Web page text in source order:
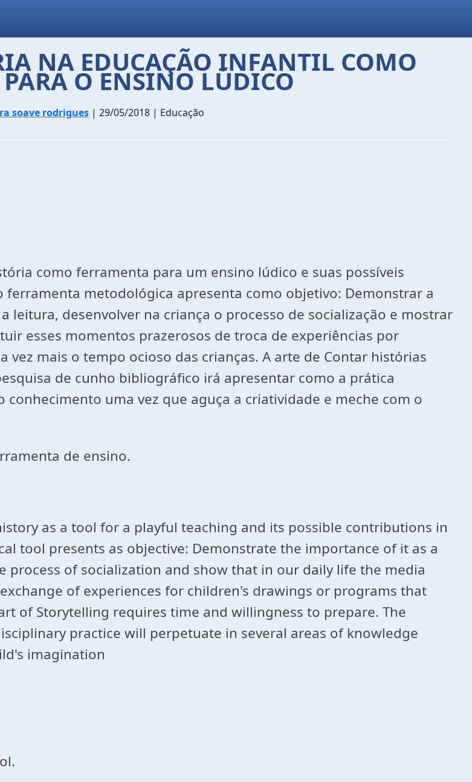
NA EDUCAÇÃO INFANTIL COMO
O ENSINO LÚDICO
soave rodrigues| 29/05/2018 | Educação
como ferramenta para um ensino lúdico e suas possíveis
metodológica apresenta como objetivo: Demonstrar a
desenvolver na criança o processo de socialização e mostrar
esses momentos prazerosos de troca de experiências por
mais o tempo ocioso das crianças. A arte de Contar histórias
de cunho bibliográfico irá apresentar como a prática
uma vez que aguça a criatividade e meche com o
de ensino.
as a tool for a playful teaching and its possible contributions in
tool presents as objective: Demonstrate the importance of it as a
of socialization and show that in our daily life the media
of experiences for children's drawings or programs that
of Storytelling requires time and willingness to prepare. The
practice will perpetuate in several areas of knowledge
imagination